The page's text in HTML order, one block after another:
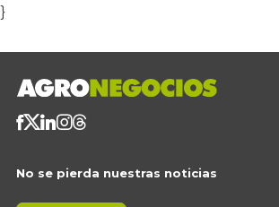
}
No se pierda nuestras noticias